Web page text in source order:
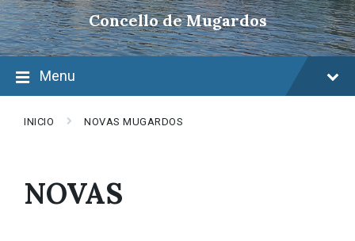
Concello de Mugardos
Menu
INICIO NOVAS MUGARDOS
NOVAS